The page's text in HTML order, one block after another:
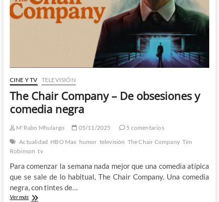
dejado
CINE Y TV TELEVISIÓN
The Chair Company – De obsesiones y
comedia negra
M'Rabo Mhulargo 05/11/2025
5 comentarios
Actualidad HBO Max humor televisión The Chair Company Tim
Robinson tv
Para comenzar la semana nada mejor que una comedia atípica
que se sale de lo habitual, The Chair Company. Una comedia
negra, con tintes de…
Ver másThe